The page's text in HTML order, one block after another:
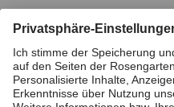
Impressum Datenschutz
Interne Meldestelle